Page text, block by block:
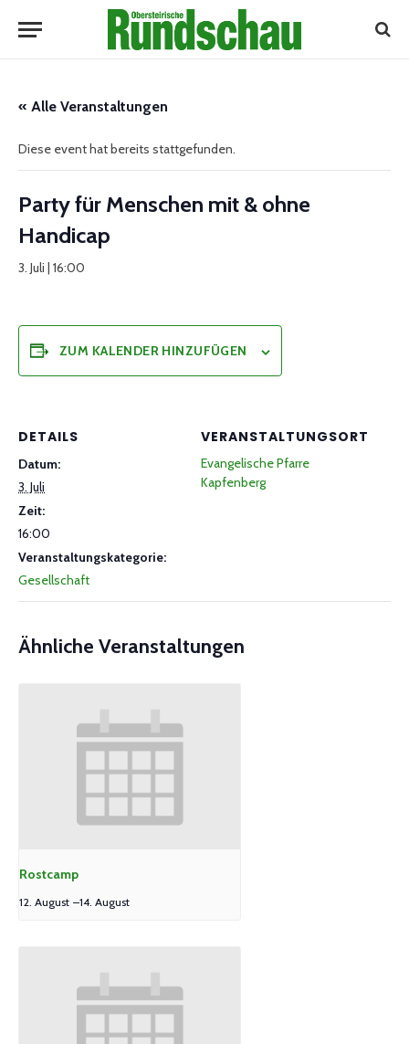
« Alle Veranstaltungen
Diese event hat bereits stattgefunden.
Party für Menschen mit & ohne
Handicap
3. Juli | 16:00
ZUM KALENDER HINZUFÜGEN
DETAILS
Datum:
3. Juli
Zeit:
16:00
Veranstaltungskategorie:
Gesellschaft
VERANSTALTUNGSORT
Evangelische Pfarre
Kapfenberg
Ähnliche Veranstaltungen
Rostcamp
12. August –14. August